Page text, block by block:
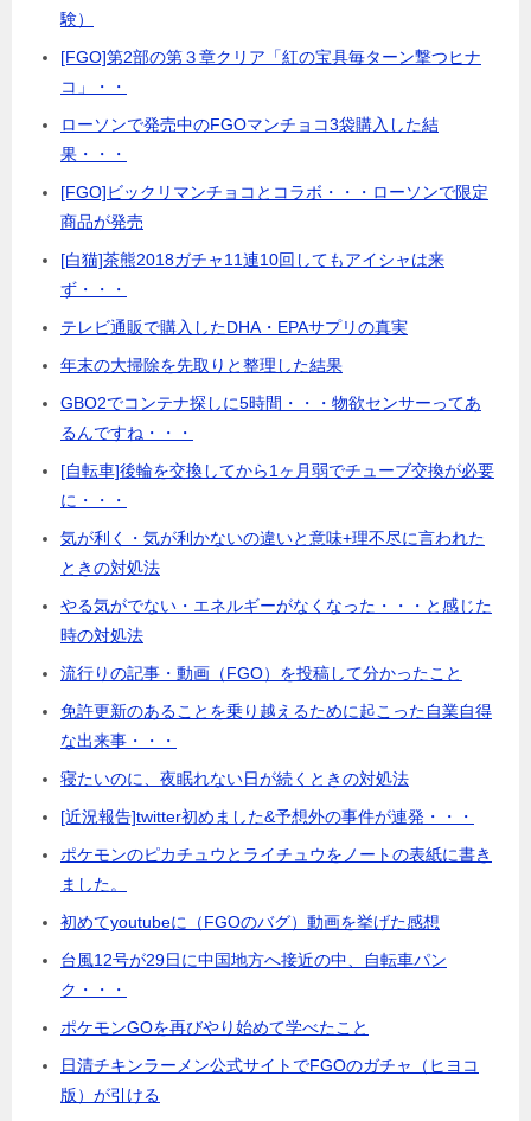
験）
[FGO]第2部の第３章クリア「紅の宝具毎ターン撃つヒナ
コ」・・
ローソンで発売中のFGOマンチョコ3袋購入した結
果・・・
[FGO]ビックリマンチョコとコラボ・・・ローソンで限定
商品が発売
[白猫]茶熊2018ガチャ11連10回してもアイシャは来
ず・・・
テレビ通販で購入したDHA・EPAサプリの真実
年末の大掃除を先取りと整理した結果
GBO2でコンテナ探しに5時間・・・物欲センサーってあ
るんですね・・・
[自転車]後輪を交換してから1ヶ月弱でチューブ交換が必要
に・・・
気が利く・気が利かないの違いと意味+理不尽に言われた
ときの対処法
やる気がでない・エネルギーがなくなった・・・と感じた
時の対処法
流行りの記事・動画（FGO）を投稿して分かったこと
免許更新のあることを乗り越えるために起こった自業自得
な出来事・・・
寝たいのに、夜眠れない日が続くときの対処法
[近況報告]twitter初めました&予想外の事件が連発・・・
ポケモンのピカチュウとライチュウをノートの表紙に書き
ました。
初めてyoutubeに（FGOのバグ）動画を挙げた感想
台風12号が29日に中国地方へ接近の中、自転車パン
ク・・・
ポケモンGOを再びやり始めて学べたこと
日清チキンラーメン公式サイトでFGOのガチャ（ヒヨコ
版）が引ける